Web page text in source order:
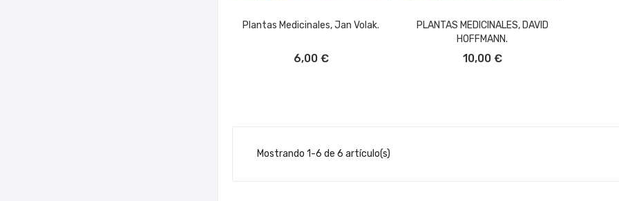
Plantas Medicinales, Jan Volak.
6,00 €
PLANTAS MEDICINALES, DAVID
HOFFMANN.
10,00 €
Mostrando 1-6 de 6 artículo(s)